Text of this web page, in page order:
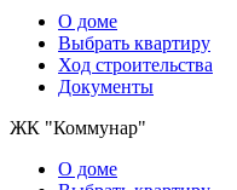
О доме
Выбрать квартиру
Ход строительства
Документы
ЖК "Коммунар"
О домe